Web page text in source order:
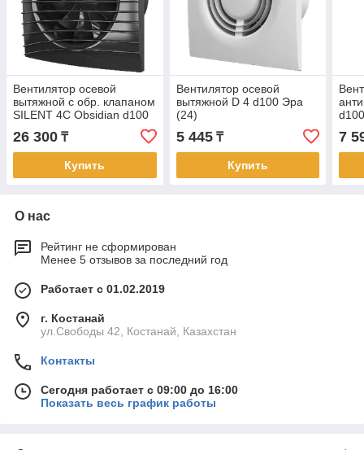
Вентилятор осевой
вытяжной с обр. клапаном
SILENT 4C Obsidian d100
Эра Декоративный (16)
26 300 ₸
Купить
Вентилятор осевой
вытяжной D 4 d100 Эра
(24)
5 445₸
Купить
7
О нас
Рейтинг не сформирован
Менее 5 отзывов за последний год
Работает с 01.02.2019
г. Костанай
ул.Свободы 42, Костанай, Казахстан
Контакты
Сегодня работает с 09:00 до 16:00
Показать весь график работы